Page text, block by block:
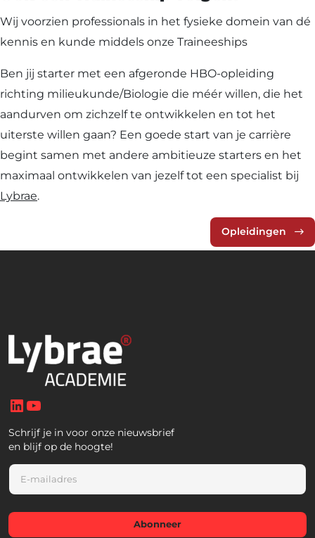
Wij voorzien professionals in het fysieke domein van dé
kennis en kunde middels onze Traineeships
Ben jij starter met een afgeronde HBO-opleiding
richting milieukunde/Biologie die méér willen, die het
aandurven om zichzelf te ontwikkelen en tot het
uiterste willen gaan? Een goede start van je carrière
begint samen met andere ambitieuze starters en het
maximaal ontwikkelen van jezelf tot een specialist bij
Lybrae.
Opleidingen
LinkedIn
Schrijf je in voor onze nieuwsbrief
en blijf op de hoogte!
E
a
i
Abonneer